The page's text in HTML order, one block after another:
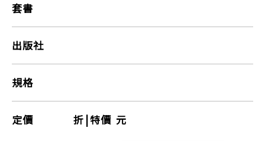
套書
出版社
規格
定價 折 |特價 元